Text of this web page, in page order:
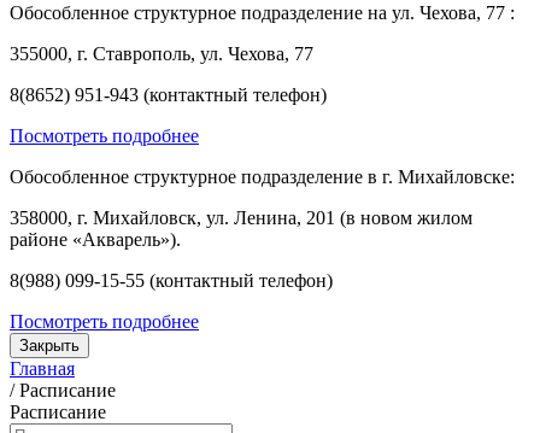
Обособленное структурное подразделение на ул. Чехова, 77 :
355000, г. Ставрополь, ул. Чехова, 77
8(8652) 951-943 (контактный телефон)
Посмотреть подробнее
Обособленное структурное подразделение в г. Михайловске:
358000, г. Михайловск, ул. Ленина, 201 (в новом жилом
районе «Акварель»).
8(988) 099-15-55 (контактный телефон)
Посмотреть подробнее
Закрыть
Главная
/ Расписание
Расписание